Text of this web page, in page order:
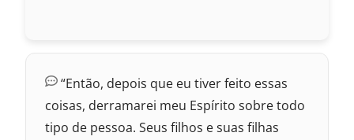
“Então, depois que eu tiver feito essas
coisas, derramarei meu Espírito sobre todo
tipo de pessoa. Seus filhos e suas filhas